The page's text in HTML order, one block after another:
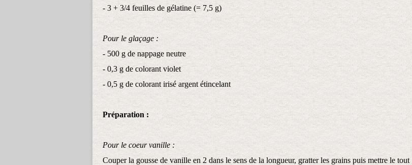
- 3 + 3/4 feuilles de gélatine (= 7,5 g)
Pour le glaçage :
- 500 g de nappage neutre
- 0,3 g de colorant violet
- 0,5 g de colorant irisé argent étincelant
Préparation :
Pour le coeur vanille :
Couper la gousse de vanille en 2 dans le sens de la longueur, gratter les grains puis mettre le tout